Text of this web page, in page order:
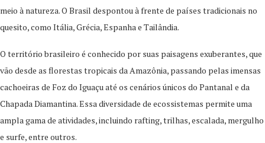
meio à natureza. O Brasil despontou à frente de países tradicionais no
quesito, como Itália, Grécia, Espanha e Tailândia.
O território brasileiro é conhecido por suas paisagens exuberantes, que
vão desde as florestas tropicais da Amazônia, passando pelas imensas
cachoeiras de Foz do Iguaçu até os cenários únicos do Pantanal e da
Chapada Diamantina. Essa diversidade de ecossistemas permite uma
ampla gama de atividades, incluindo rafting, trilhas, escalada, mergulho
e surfe, entre outros.